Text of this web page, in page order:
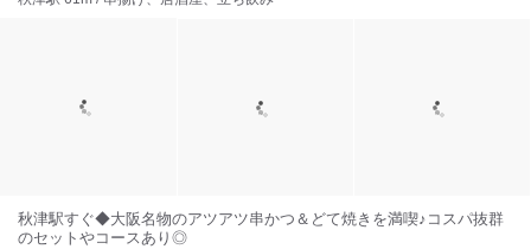
秋津駅すぐ◆大阪名物のアツアツ串かつ＆どて焼きを満喫♪コスパ抜群
のセットやコースあり◎